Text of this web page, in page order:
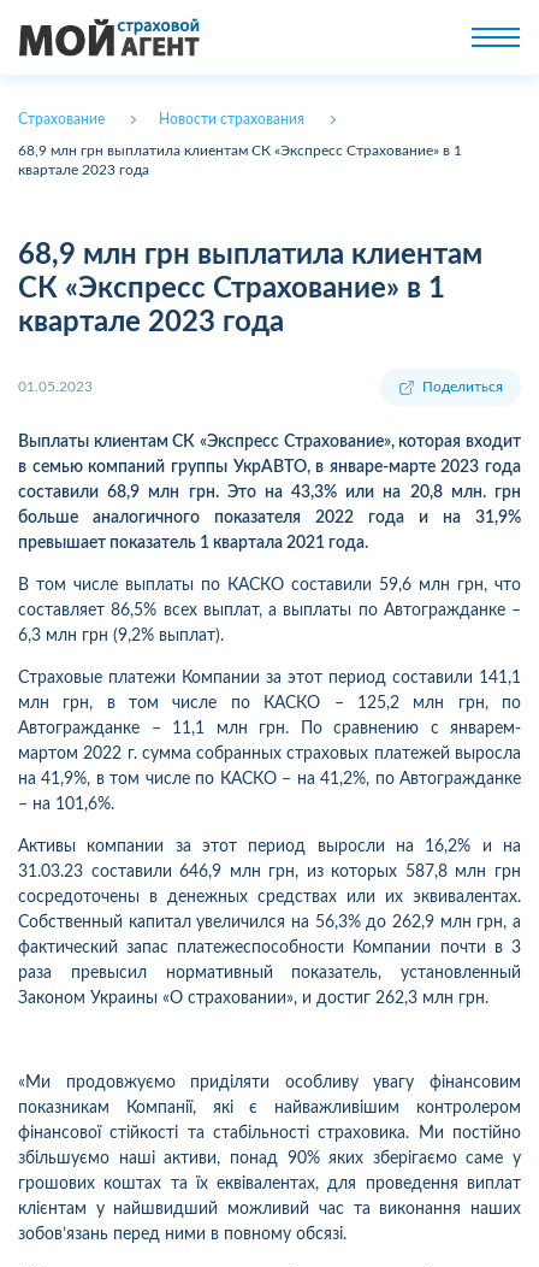
Страхование Новости страхования
68,9 млн грн выплатила клиентам СК «Экспресс Страхование» в 1
квартале 2023 года
68,9 млн грн выплатила клиентам
СК «Экспресс Страхование» в 1
квартале 2023 года
01.05.2023 Поделиться
Выплаты клиентам СК «Экспресс Страхование», которая входит
в семью компаний группы УкрАВТО, в январе-марте 2023 года
составили 68,9 млн грн. Это на 43,3% или на 20,8 млн. грн
больше аналогичного показателя 2022 года и на 31,9%
превышает показатель 1 квартала 2021 года.
В том числе выплаты по КАСКО составили 59,6 млн грн, что
составляет 86,5% всех выплат, а выплаты по Автогражданке –
6,3 млн грн (9,2% выплат).
Страховые платежи Компании за этот период составили 141,1
млн грн, в том числе по КАСКО – 125,2 млн грн, по
Автогражданке – 11,1 млн грн. По сравнению с январем-
мартом 2022 г. сумма собранных страховых платежей выросла
на 41,9%, в том числе по КАСКО – на 41,2%, по Автогражданке
– на 101,6%.
Активы компании за этот период выросли на 16,2% и на
31.03.23 составили 646,9 млн грн, из которых 587,8 млн грн
сосредоточены в денежных средствах или их эквивалентах.
Собственный капитал увеличился на 56,3% до 262,9 млн грн, а
фактический запас платежеспособности Компании почти в 3
раза превысил нормативный показатель, установленный
Законом Украины «О страховании», и достиг 262,3 млн грн.
«Ми продовжуємо приділяти особливу увагу фінансовим
показникам Компанії, які є найважливішим контролером
фінансової стійкості та стабільності страховика. Ми постійно
збільшуємо наші активи, понад 90% яких зберігаємо саме у
грошових коштах та їх еквівалентах, для проведення виплат
клієнтам у найшвидший можливий час та виконання наших
зобов’язань перед ними в повному обсязі.